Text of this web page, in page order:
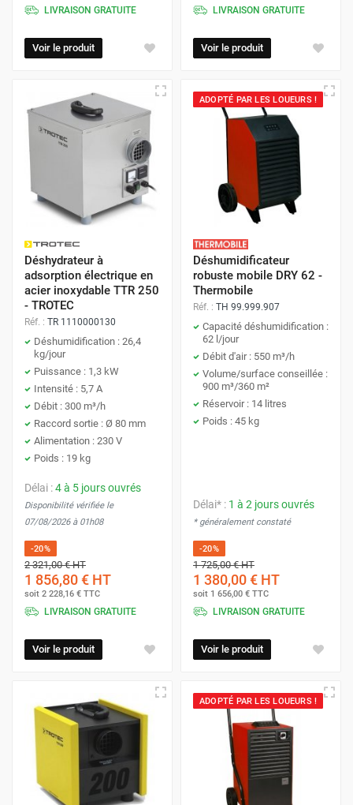
LIVRAISON GRATUITE
Voir le produit
LIVRAISON GRATUITE
Voir le produit
Déshydrateur à
adsorption électrique en
acier inoxydable TTR 250
- TROTEC
Réf. : TR 1110000130
Déshumidification : 26,4
kg/jour
Puissance : 1,3 kW
Intensité : 5,7 A
Débit : 300 m³/h
Raccord sortie : Ø 80 mm
Alimentation : 230 V
Poids : 19 kg
Délai :4 à 5 jours ouvrés
Disponibilité vérifiée le
07/08/2026 à 01h08
-20%
2 321,00 €HT
1 856,80 € HT
soit 2 228,16 € TTC
LIVRAISON GRATUITE
Voir le produit
ADOPTÉ PAR LES LOUEURS !
Déshumidificateur
robuste mobile DRY 62 -
Thermobile
Réf. : TH 99.999.907
Capacité déshumidification :
62 l/jour
Débit d'air : 550 m³/h
Volume/surface conseillée :
900 m³/360 m²
Réservoir : 14 litres
Poids : 45 kg
Délai* : 1 à 2 jours ouvrés
* généralement constaté
-20%
1 725,00 €HT
1 380,00 € HT
soit 1 656,00 € TTC
LIVRAISON GRATUITE
Voir le produit
ADOPTÉ PAR LES LOUEURS !